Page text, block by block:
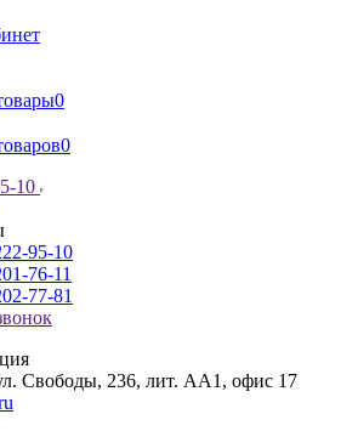
0
0
10
95-10
76-11
77-81
Свободы, 236, лит. АА1, офис 17